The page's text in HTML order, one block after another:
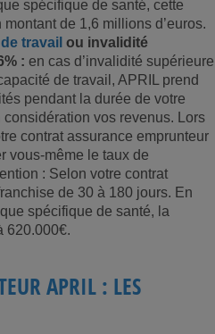
spécifique de santé, cette
de 1,6 millions d’euros.
travail ou invalidité
: en cas d’invalidité supérieure
de travail, APRIL prend
pendant la durée de votre
vos revenus. Lors
contrat assurance emprunteur
vous-même le taux de
: Selon votre contrat
de 30 à 180 jours. En
spécifique de santé, la
620.000€.
APRIL : LES